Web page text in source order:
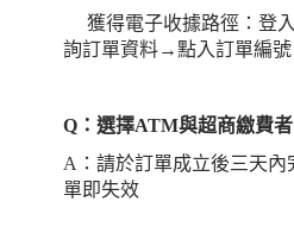
獲得電子收據路徑：登
詢訂單資料→點入訂單編
Q：選擇ATM與超商繳費
A：請於訂單成立後三天內
單即失效